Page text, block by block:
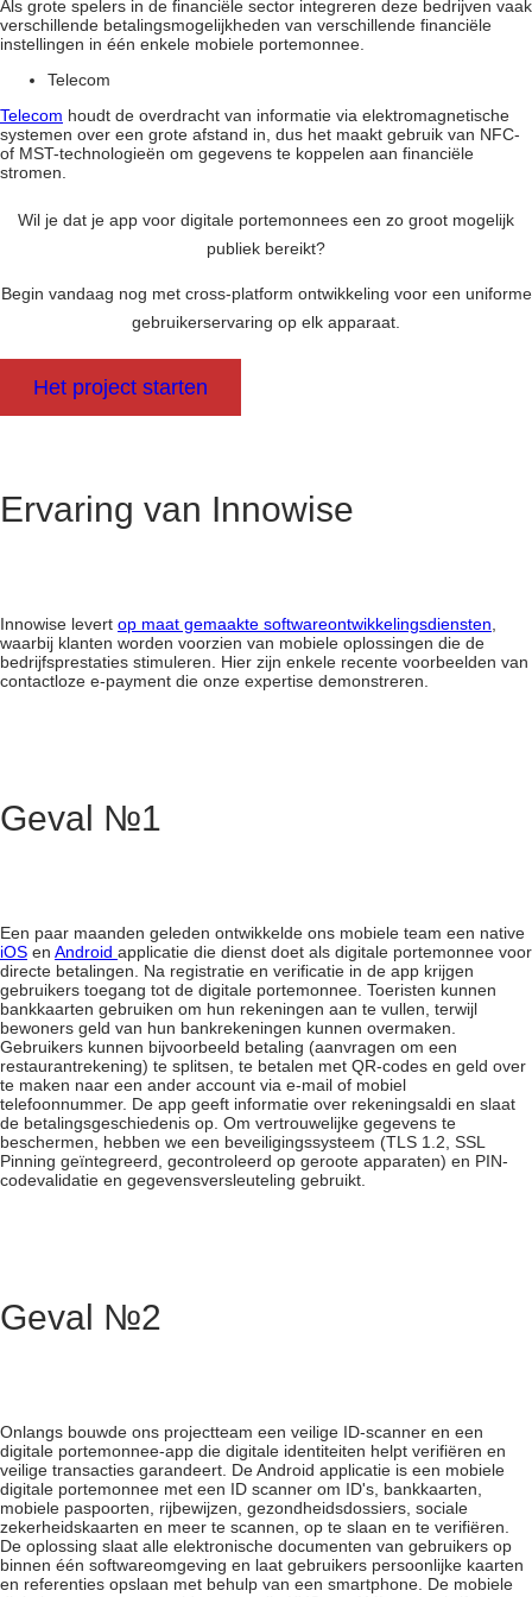
Als grote spelers in de financiële sector integreren deze bedrijven vaak
verschillende betalingsmogelijkheden van verschillende financiële
instellingen in één enkele mobiele portemonnee.
Telecom
Telecom houdt de overdracht van informatie via elektromagnetische
systemen over een grote afstand in, dus het maakt gebruik van NFC-
of MST-technologieën om gegevens te koppelen aan financiële
stromen.
Wil je dat je app voor digitale portemonnees een zo groot mogelijk
publiek bereikt?
Begin vandaag nog met cross-platform ontwikkeling voor een uniforme
gebruikerservaring op elk apparaat.
Het project starten
Ervaring van Innowise
Innowise levert op maat gemaakte softwareontwikkelingsdiensten,
waarbij klanten worden voorzien van mobiele oplossingen die de
bedrijfsprestaties stimuleren. Hier zijn enkele recente voorbeelden van
contactloze e-payment die onze expertise demonstreren.
Geval №1
Een paar maanden geleden ontwikkelde ons mobiele team een native
iOS en Android applicatie die dienst doet als digitale portemonnee voor
directe betalingen. Na registratie en verificatie in de app krijgen
gebruikers toegang tot de digitale portemonnee. Toeristen kunnen
bankkaarten gebruiken om hun rekeningen aan te vullen, terwijl
bewoners geld van hun bankrekeningen kunnen overmaken.
Gebruikers kunnen bijvoorbeeld betaling (aanvragen om een
restaurantrekening) te splitsen, te betalen met QR-codes en geld over
te maken naar een ander account via e-mail of mobiel
telefoonnummer. De app geeft informatie over rekeningsaldi en slaat
de betalingsgeschiedenis op. Om vertrouwelijke gegevens te
beschermen, hebben we een beveiligingssysteem (TLS 1.2, SSL
Pinning geïntegreerd, gecontroleerd op geroote apparaten) en PIN-
codevalidatie en gegevensversleuteling gebruikt.
Geval №2
Onlangs bouwde ons projectteam een veilige ID-scanner en een
digitale portemonnee-app die digitale identiteiten helpt verifiëren en
veilige transacties garandeert. De Android applicatie is een mobiele
digitale portemonnee met een ID scanner om ID's, bankkaarten,
mobiele paspoorten, rijbewijzen, gezondheidsdossiers, sociale
zekerheidskaarten en meer te scannen, op te slaan en te verifiëren.
De oplossing slaat alle elektronische documenten van gebruikers op
binnen één softwareomgeving en laat gebruikers persoonlijke kaarten
en referenties opslaan met behulp van een smartphone. De mobiele